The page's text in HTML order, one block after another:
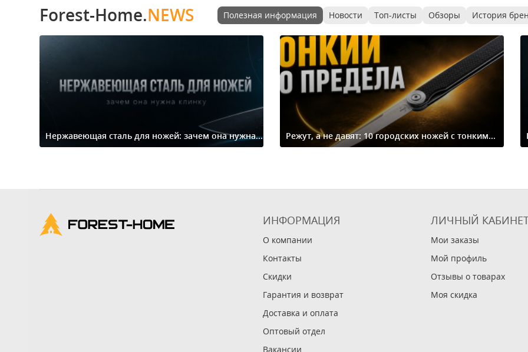
Forest-Home.NEWS Полезная информация Новости Топ-листы Обзоры История
Нержавеющая сталь для ножей: зачем она нужна... Режут, а не давят: 10 городских ножей с тонким...
ИНФОРМАЦИЯ
О компании
Контакты
Скидки
Гарантия и возврат
Доставка и оплата
Оптовый отдел
Вакансии
ЛИЧНЫЙ
Мои заказы
Мой профиль
Отзывы о товарах
Моя скидка